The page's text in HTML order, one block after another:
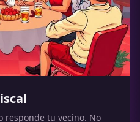
responde tu vecino. No